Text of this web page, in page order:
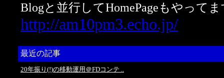
Blogと並行してHomePageもやって
http://am10pm3.echo.jp/
最近の記事
20年振り(!)の移動運用＠FDコンテ ..